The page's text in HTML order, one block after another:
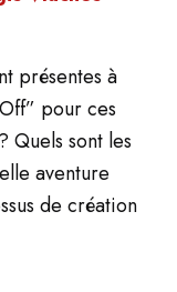
présentes à
Off” pour ces
Quels sont les
aventure
de création